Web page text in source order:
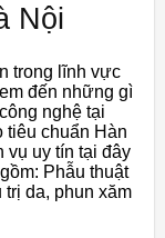
Nội
trong lĩnh vực
đến những gì
nghệ tại
tiêu chuẩn Hàn
vụ uy tín tại đây
Phẫu thuật
trị da, phun xăm